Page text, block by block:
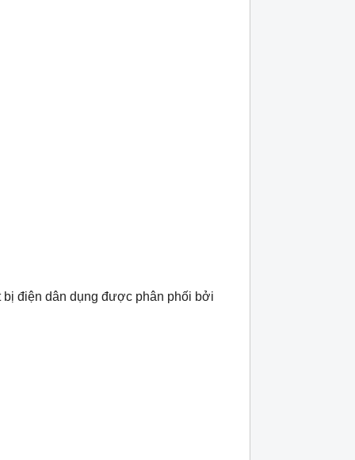
bị điện dân dụng được phân phối bởi